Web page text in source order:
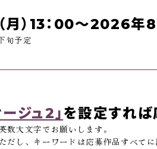
）13：00～2026年8
旬予定
ージュ2」 を設定すれば
大文字でお願いします。
し、キーワードは応募作品すべてに